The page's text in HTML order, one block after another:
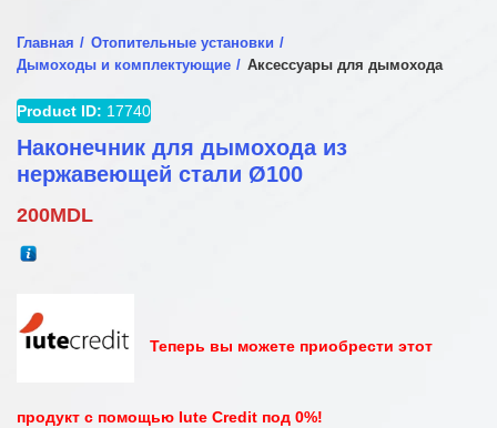
Главная
Отопительные установки
Дымоходы и комплектующие
Аксессуары для дымохода
Product ID: 17740
Наконечник для дымохода из
нержавеющей стали Ø100
200MDL
Теперь вы можете приобрести этот
продукт с помощью Iute Credit под 0%!